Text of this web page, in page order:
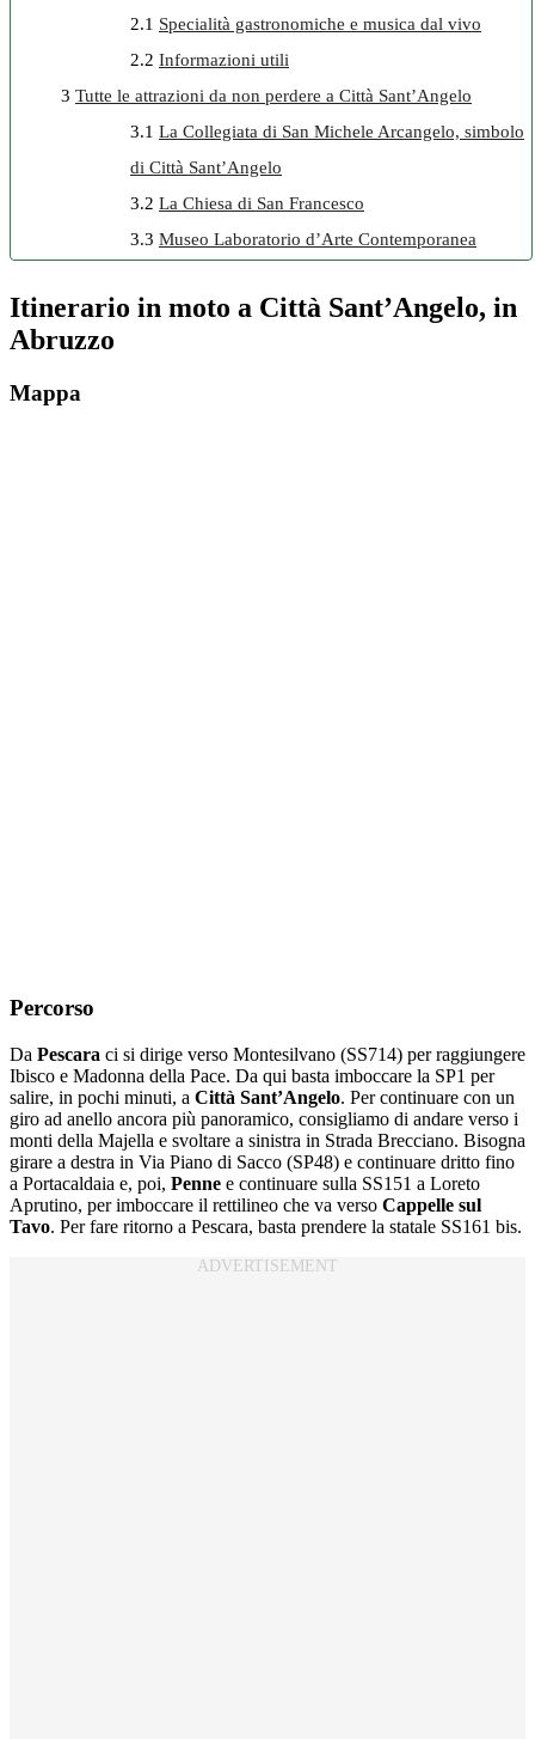
2.1 Specialità gastronomiche e musica dal vivo
2.2 Informazioni utili
3 Tutte le attrazioni da non perdere a Città Sant’Angelo
3.1 La Collegiata di San Michele Arcangelo, simbolo
di Città Sant’Angelo
3.2 La Chiesa di San Francesco
3.3 Museo Laboratorio d’Arte Contemporanea
Itinerario in moto a Città Sant’Angelo, in
Abruzzo
Mappa
Percorso
Da Pescara ci si dirige verso Montesilvano (SS714) per raggiungere
Ibisco e Madonna della Pace. Da qui basta imboccare la SP1 per
salire, in pochi minuti, a Città Sant’Angelo. Per continuare con un
giro ad anello ancora più panoramico, consigliamo di andare verso i
monti della Majella e svoltare a sinistra in Strada Brecciano. Bisogna
girare a destra in Via Piano di Sacco (SP48) e continuare dritto fino
a Portacaldaia e, poi, Penne e continuare sulla SS151 a Loreto
Aprutino, per imboccare il rettilineo che va verso Cappelle sul
Tavo. Per fare ritorno a Pescara, basta prendere la statale SS161 bis.